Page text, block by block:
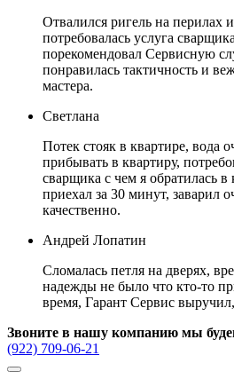
Отвалился ригель на перилах
потребовалась услуга
порекомендовал Сервисную
понравилась тактичность и
мастера.
Светлана
Потек стояк в квартире, вода
прибывать в квартиру,
сварщика с чем я обратилась
приехал за 30 минут, заварил
качественно.
Андрей Лопатин
Сломалась петля на дверях,
надежды не было что кто-то
время, Гарант Сервис
Звоните в нашу компанию мы
(922) 709-06-21